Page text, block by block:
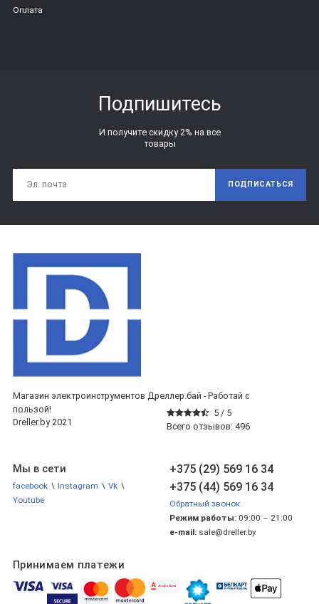
Оплата
Подпишитесь
И получите скидку 2% на все
товары
ПОДПИСАТЬСЯ
Магазин электроинструментов Дреллер.бай - Работай с
пользой!
5 / 5
Всего отзывов: 496
Dreller.by 2021
+375 (29) 569 16 34
+375 (44) 569 16 34
Обратный звонок
Режим работы: 09:00 – 21:00
e-mail: sale@dreller.by
Мы в сети
facebook \ Instagram \ Vk \
Youtube
Принимаем платежи